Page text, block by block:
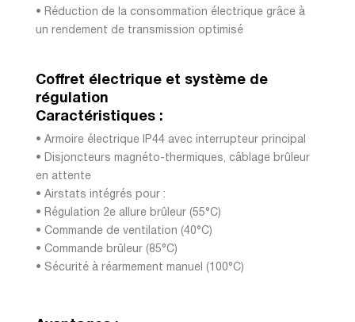
• Réduction de la consommation électrique grâce à
un rendement de transmission optimisé
Coffret électrique et système de
régulation
Caractéristiques :
• Armoire électrique IP44 avec interrupteur principal
• Disjoncteurs magnéto-thermiques, câblage brûleur
en attente
• Airstats intégrés pour :
• Régulation 2e allure brûleur (55°C)
• Commande de ventilation (40°C)
• Commande brûleur (85°C)
• Sécurité à réarmement manuel (100°C)